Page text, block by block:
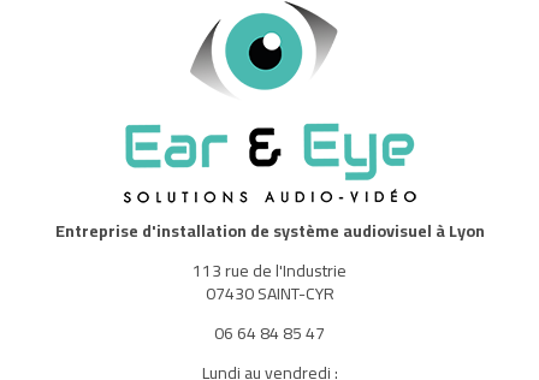
Entreprise d'installation de système audiovisuel à Lyon
113 rue de l'Industrie
07430 SAINT-CYR
06 64 84 85 47
Lundi au vendredi :